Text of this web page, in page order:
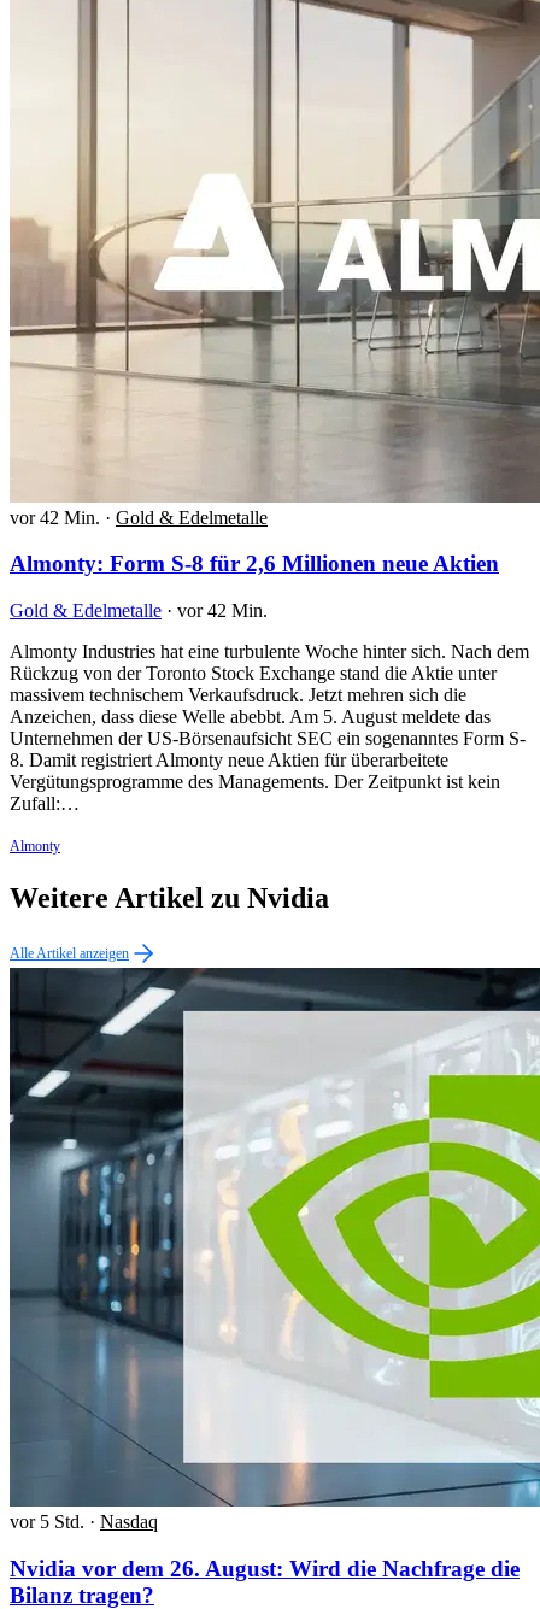
vor 42 Min. · Gold & Edelmetalle
Almonty: Form S-8 für 2,6 Millionen neue Aktien
Gold & Edelmetalle · vor 42 Min.
Almonty Industries hat eine turbulente Woche hinter sich. Nach dem
Rückzug von der Toronto Stock Exchange stand die Aktie unter
massivem technischem Verkaufsdruck. Jetzt mehren sich die
Anzeichen, dass diese Welle abebbt. Am 5. August meldete das
Unternehmen der US-Börsenaufsicht SEC ein sogenanntes Form S-
8. Damit registriert Almonty neue Aktien für überarbeitete
Vergütungsprogramme des Managements. Der Zeitpunkt ist kein
Zufall:…
Almonty
Weitere Artikel zu Nvidia
Alle Artikel anzeigen
vor 5 Std. · Nasdaq
Nvidia vor dem 26. August: Wird die Nachfrage die
Bilanz tragen?